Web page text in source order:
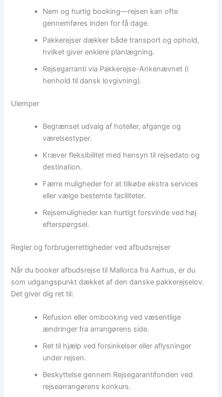
Nem og hurtig booking—rejsen kan ofte
gennemføres inden for få dage.
Pakkerejser dækker både transport og ophold,
hvilket giver enklere planlægning.
Rejsegarranti via Pakkerejse-Ankenævnet (i
henhold til dansk lovgivning).
Ulemper
Begrænset udvalg af hoteller, afgange og
værelsestyper.
Kræver fleksibilitet med hensyn til rejsedato og
destination.
Færre muligheder for at tilkøbe ekstra services
eller vælge bestemte faciliteter.
Rejsemuligheder kan hurtigt forsvinde ved høj
efterspørgsel.
Regler og forbrugerrettigheder ved afbudsrejser
Når du booker afbudsrejse til Mallorca fra Aarhus, er du
som udgangspunkt dækket af den danske pakkerejselov.
Det giver dig ret til:
Refusion eller ombooking ved væsentlige
ændringer fra arrangørens side.
Ret til hjælp ved forsinkelser eller aflysninger
under rejsen.
Beskyttelse gennem Rejsegarantifonden ved
rejsearrangørens konkurs.